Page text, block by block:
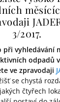
3/2017.
při vyhledávání
odpadů
ve zpravodaji
se chystá
čtyřech